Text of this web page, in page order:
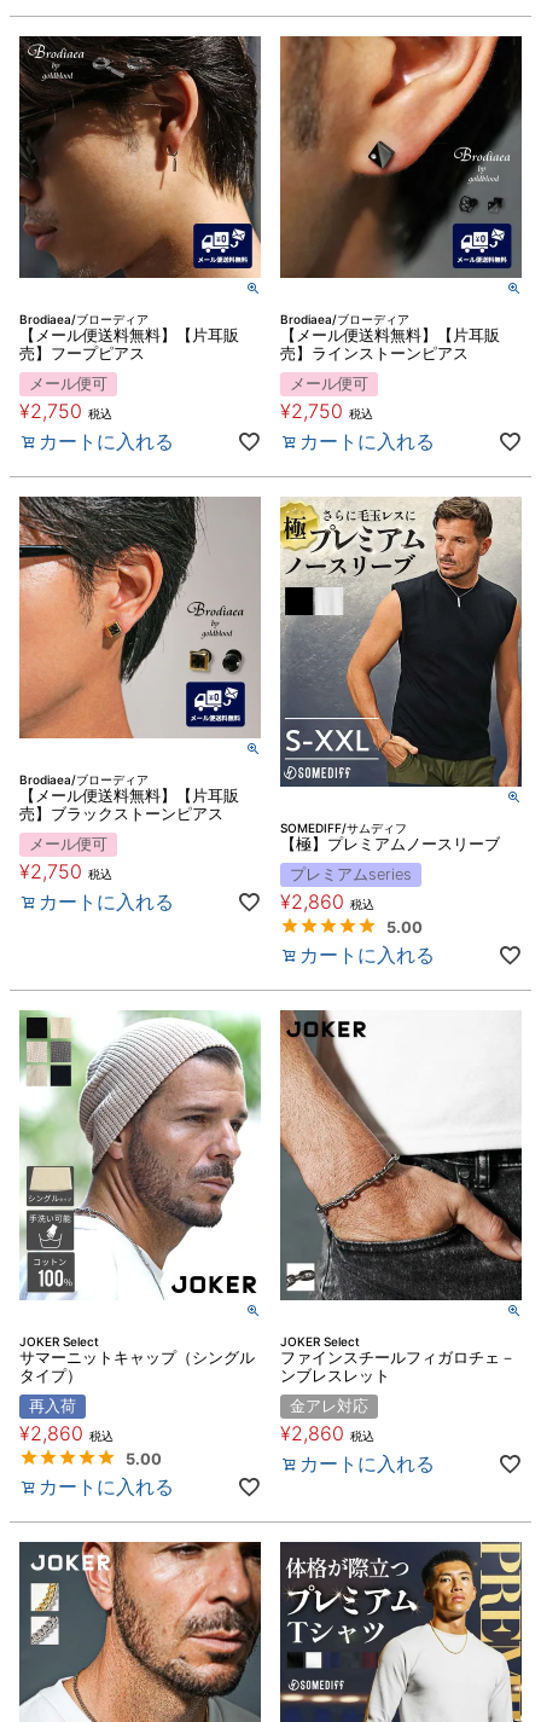
Brodiaea/ブローディア
【メール便送料無料】【片耳販
売】フープピアス
メール便可
¥2,750 税込
カートに入れる
Brodiaea/ブローディア
【メール便送料無料】【片耳販
売】ラインストーンピアス
メール便可
¥2,750 税込
カートに入れる
Brodiaea/ブローディア
【メール便送料無料】【片耳販
売】ブラックストーンピアス
メール便可
¥2,750 税込
カートに入れる
SOMEDIFF/サムディフ
【極】プレミアムノースリーブ
プレミアムseries
¥2,860 税込
5.00
カートに入れる
JOKER Select
サマーニットキャップ（シングル
タイプ）
再入荷
¥2,860 税込
5.00
カートに入れる
JOKER Select
ファインスチールフィガロチェ－
ンブレスレット
金アレ対応
¥2,860 税込
カートに入れる